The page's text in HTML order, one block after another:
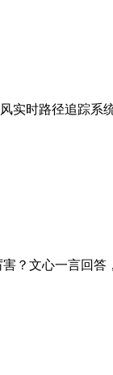
实时路径追踪系
？文心一言回